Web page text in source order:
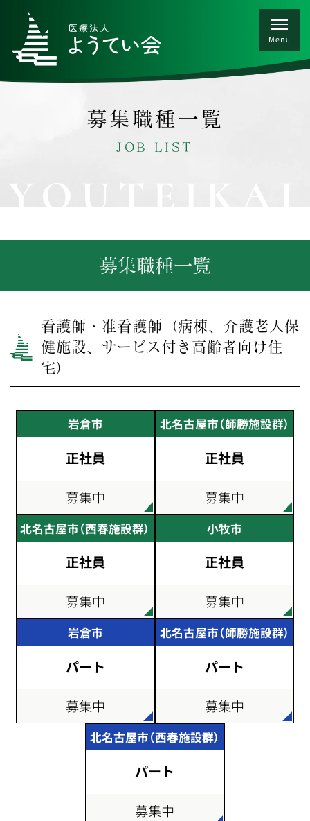
募集職種一覧
JOB LIST
募集職種一覧
看護師・准看護師（病棟、介護老人保
健施設、サービス付き高齢者向け住
宅）
岩倉市
正社員
募集中
北名古屋市（師勝施設群）
正社員
募集中
北名古屋市（西春施設群）
正社員
募集中
小牧市
正社員
募集中
岩倉市
パート
募集中
北名古屋市（師勝施設群）
パート
募集中
北名古屋市（西春施設群）
パート
募集中